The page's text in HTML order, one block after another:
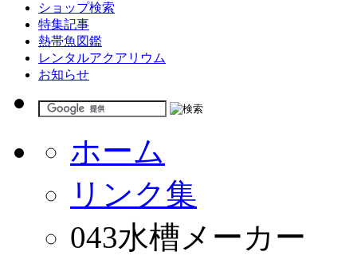
ショップ検索
特集記事
熱帯魚図鑑
レンタルアクアリウム
お知らせ
ホーム
リンク集
043水槽メーカー